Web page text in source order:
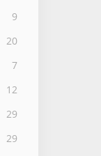
9
20
7
12
29
29